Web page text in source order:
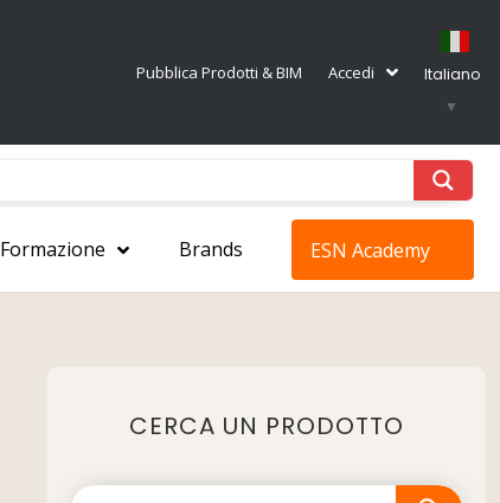
Pubblica Prodotti & BIM Accedi
Italiano
▼
Formazione Brands ESN Academy
CERCA UN PRODOTTO